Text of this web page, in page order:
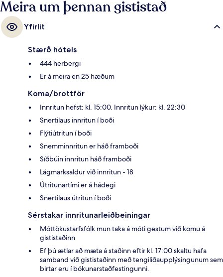
Meira um þennan gististað
Yfirlit
Stærð hótels
444 herbergi
Er á meira en 25 hæðum
Koma/brottför
Innritun hefst: kl. 15:00. Innritun lýkur: kl. 22:30
Snertilaus innritun í boði
Flýtiútritun í boði
Snemminnritun er háð framboði
Síðbúin innritun háð framboði
Lágmarksaldur við innritun - 18
Útritunartími er á hádegi
Snertilaus útritun í boði
Sérstakar innritunarleiðbeiningar
Móttökustarfsfólk mun taka á móti gestum við komu á
gististaðinn
Ef þú ætlar að mæta á staðinn eftir kl. 17:00 skaltu hafa
samband við gististaðinn með tengiliðaupplýsingunum sem
birtar eru í bókunarstaðfestingunni.